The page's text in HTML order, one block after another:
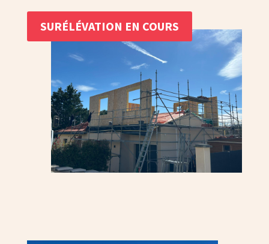
SURÉLÉVATION EN COURS